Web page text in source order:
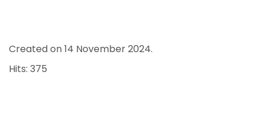
Created on14 November 2024.
Hits: 375